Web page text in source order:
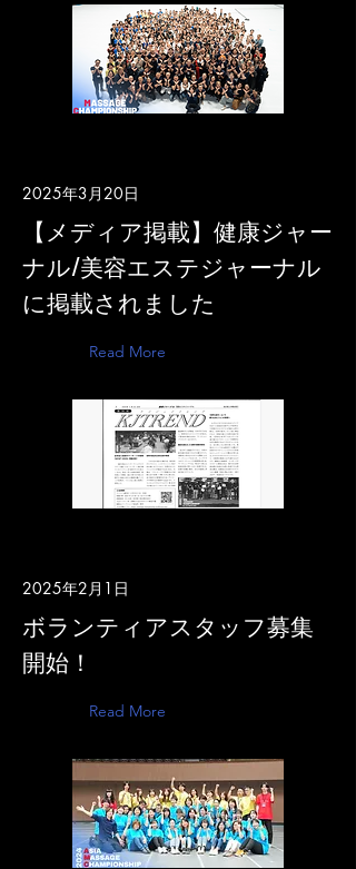
2025年3月20日
【メディア掲載】健康ジャー
ナル/美容エステジャーナル
に掲載されました
Read More
2025年2月1日
ボランティアスタッフ募集
開始！
Read More